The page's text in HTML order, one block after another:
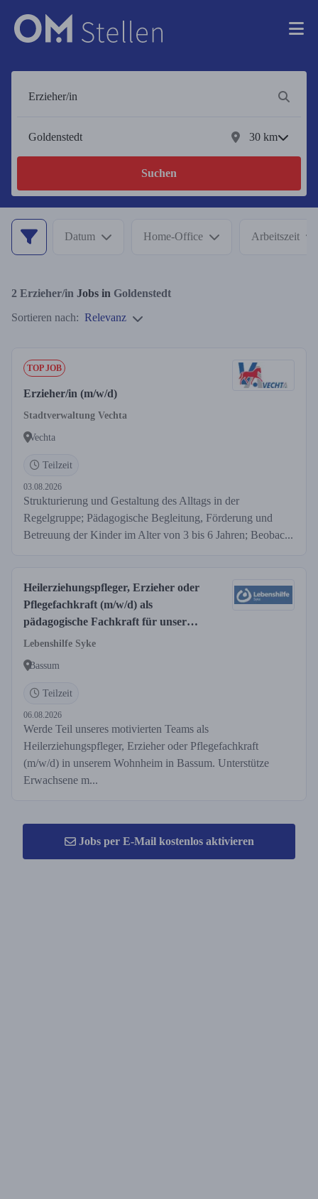
30 km
Suchen
Datum Home-Office Arbeitszeit
2 Erzieher/in Jobs in Goldenstedt
Sortieren nach: Relevanz
TOP JOB
Erzieher/in (m/w/d)
Stadtverwaltung Vechta
Vechta
Teilzeit
03.08.2026
Strukturierung und Gestaltung des Alltags in der
Regelgruppe; Pädagogische Begleitung, Förderung und
Betreuung der Kinder im Alter von 3 bis 6 Jahren; Beobac...
Heilerziehungspfleger, Erzieher oder
Pflegefachkraft (m/w/d) als
pädagogische Fachkraft für unser
Wohnheim Teilzeit
Lebenshilfe Syke
Bassum
Teilzeit
06.08.2026
Werde Teil unseres motivierten Teams als
Heilerziehungspfleger, Erzieher oder Pflegefachkraft
(m/w/d) in unserem Wohnheim in Bassum. Unterstütze
Erwachsene m...
Jobs per E-Mail kostenlos aktivieren